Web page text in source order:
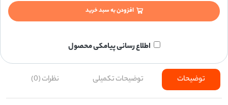
افزودن به سبد خرید
اطلاع رسانی پیامکی محصول
توضیحات توضیحات تکمیلی نظرات (0)